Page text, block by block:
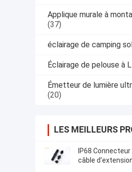
Applique murale à
(37)
éclairage de camping
Éclairage de pelouse à
Émetteur de lumière
(20)
LES MEILLEURS
IP68
câble